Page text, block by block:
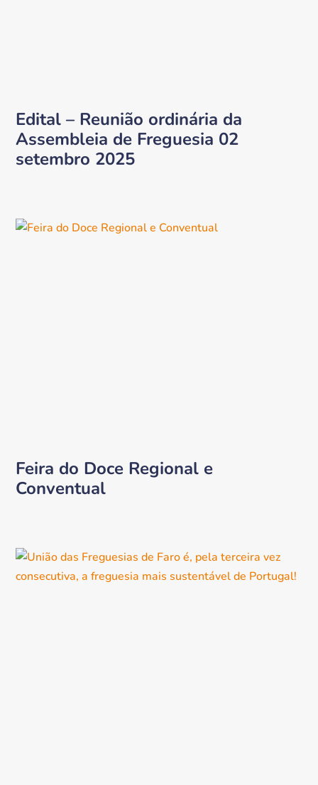
Edital – Reunião ordinária da
Assembleia de Freguesia 02
setembro 2025
Feira do Doce Regional e
Conventual